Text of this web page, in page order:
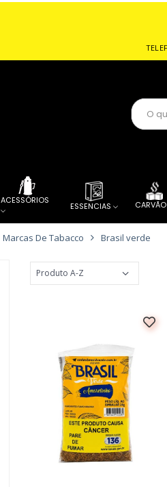
ACESSÓRIOS
ESSENCIAS CARVÃO
Marcas De Tabacco Brasil verde